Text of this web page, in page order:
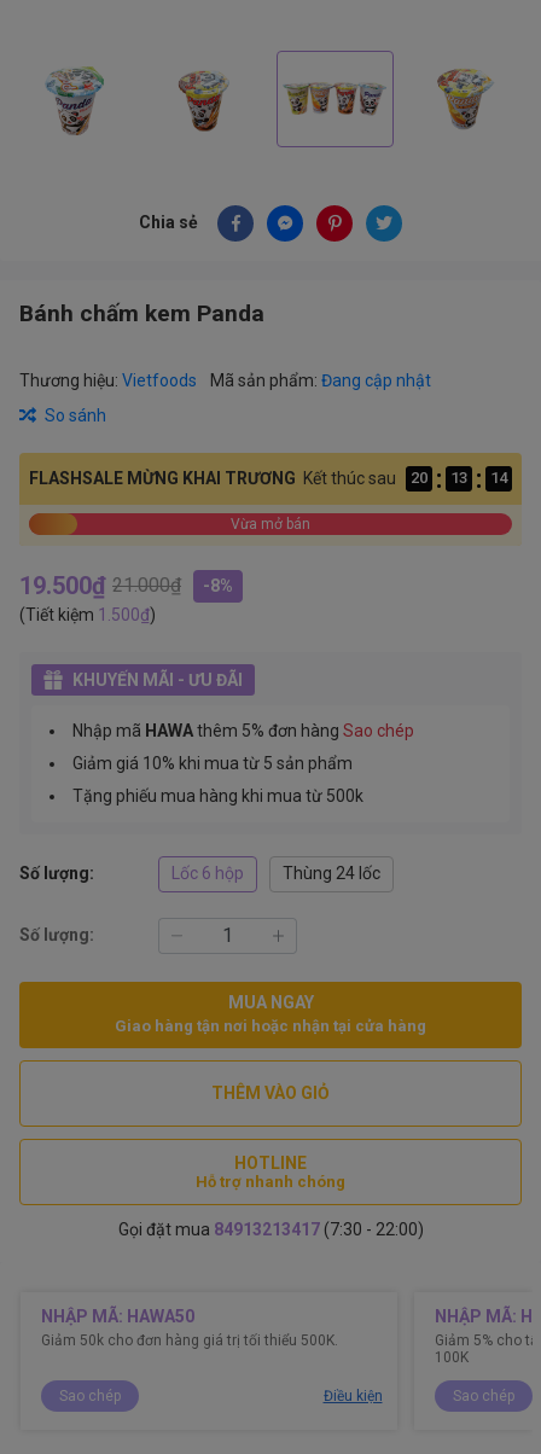
Chia sẻ
Bánh chấm kem Panda
Thương hiệu: Vietfoods Mã sản phẩm: Đang cập nhật
So sánh
FLASHSALE MỪNG KHAI TRƯƠNG Kết thúc sau 20 : 13 : 14
Vừa mở bán
19.500₫ 21.000₫
-8%
(Tiết kiệm 1.500₫)
KHUYẾN MÃI - ƯU ĐÃI
Nhập mã HAWAthêm 5% đơn hàng Sao chép
Giảm giá 10% khi mua từ 5 sản phẩm
Tặng phiếu mua hàng khi mua từ 500k
Số lượng: Lốc 6 hộp Thùng 24 lốc
Số lượng:
MUA NGAY
Giao hàng tận nơi hoặc nhận tại cửa hàng
THÊM VÀO GIỎ
HOTLINE
Hỗ trợ nhanh chóng
Gọi đặt mua 84913213417(7:30 - 22:00)
NHẬP MÃ: HAWA50
Giảm 50k cho đơn hàng giá trị tối thiểu 500K.
Sao chép Điều kiện
NHẬP MÃ:
Giảm 5% cho
100K
Sao chép